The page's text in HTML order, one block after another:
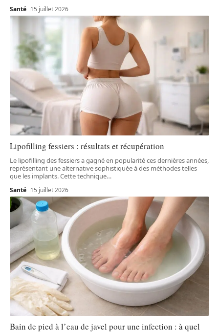
Santé 15 juillet 2026
Lipofilling fessiers : résultats et récupération
Le lipofilling des fessiers a gagné en popularité ces dernières années,
représentant une alternative sophistiquée à des méthodes telles
que les implants. Cette technique…
Santé 15 juillet 2026
Bain de pied à l’eau de javel pour une infection : à quel